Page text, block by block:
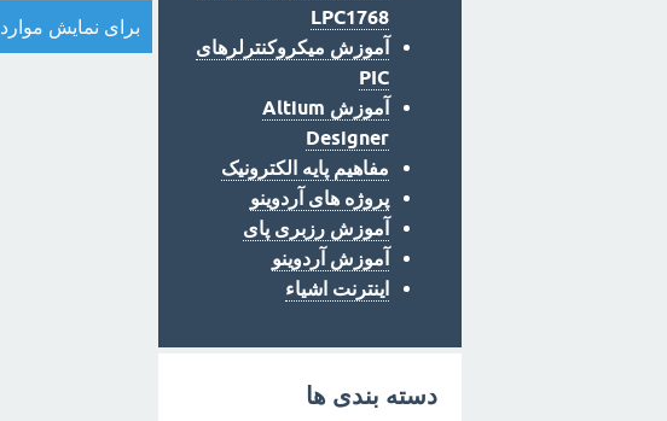
برای نمایش موارد
LPC1768
آموزش میکروکنترلرهای
PIC
آموزش Altium
Designer
مفاهیم پایه الکترونیک
پروژه های آردوینو
آموزش رزبری پای
آموزش آردوینو
اینترنت اشیاء
دسته بندی ها